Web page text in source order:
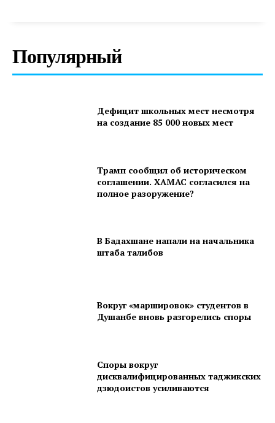
Популярный
Дефицит школьных мест несмотря
на создание 85 000 новых мест
Трамп сообщил об историческом
соглашении. ХАМАС согласился на
полное разоружение?
В Бадахшане напали на начальника
штаба талибов
Вокруг «маршировок» студентов в
Душанбе вновь разгорелись споры
Споры вокруг
дисквалифицированных таджикских
дзюдоистов усиливаются